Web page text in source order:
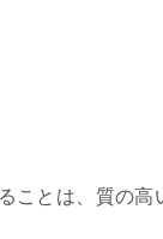
ことは、質の高